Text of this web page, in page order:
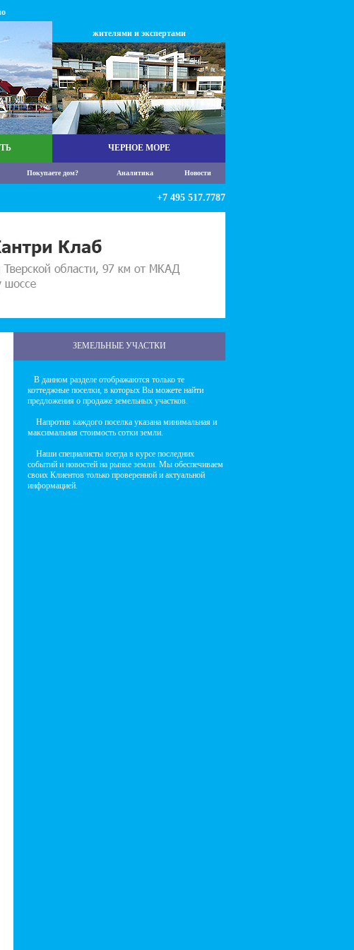
жителями и экспертами
ЧЕРНОЕ МОРЕ
Покупаете дом? Аналитика Новости
+7 495 517.7787
ЗЕМЕЛЬНЫЕ УЧАСТКИ
В данном разделе отображаются только те
коттеджные поселки, в которых Вы можете найти
предложения о продаже земельных участков.
Напротив каждого поселка указана минимальная и
максимальная стоимость сотки земли.
Наши специалисты всегда в курсе последних
событий и новостей на рынке земли. Мы обеспечиваем
своих Клиентов только проверенной и актуальной
информацией.